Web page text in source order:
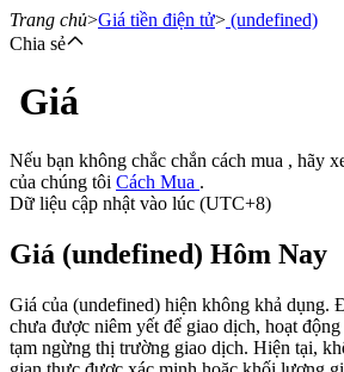
Hợp đồng tương lai
USDT Futures
Trang chủ>Giá tiền điện tử> (undefined)
Chia sẻ
Giá
Nếu bạn không chắc chắn cách mua , hãy
của chúng tôi Cách Mua .
Dữ liệu cập nhật vào lúc (UTC+8)
Giá (undefined) Hôm Nay
Giá của (undefined) hiện không khả dụng.
chưa được niêm yết để giao dịch, hoạt
tạm ngừng thị trường giao dịch. Hiện tại,